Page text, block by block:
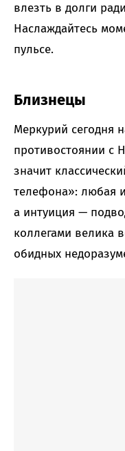
влезть в долги
Наслаждайтесь
пульсе.
Близнецы
Меркурий сегодня
противостоянии с
значит
телефона»: любая
а интуиция —
коллегами велика
обидных